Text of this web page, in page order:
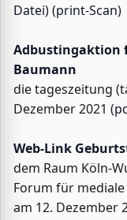
Datei) (print-Scan)
Adbustingaktion
Baumann
die tageszeitung
Dezember 2021 (
Web-Link
dem Raum Köln-
Forum für
am 12. Dezember